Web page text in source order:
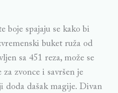
boje spajaju se kako bi
buket ruža od
sa 451 reza, može se
zvonce i savršen je
doda dašak magije. Divan